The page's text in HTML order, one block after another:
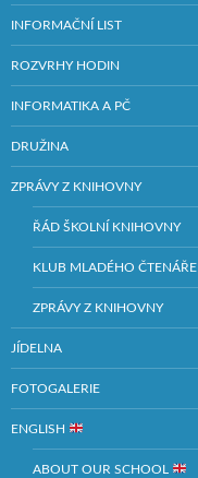
INFORMAČNÍ LIST
ROZVRHY HODIN
INFORMATIKA A PČ
DRUŽINA
ZPRÁVY Z KNIHOVNY
ŘÁD ŠKOLNÍ KNIHOVNY
KLUB MLADÉHO ČTENÁŘE
ZPRÁVY Z KNIHOVNY
JÍDELNA
FOTOGALERIE
ENGLISH
ABOUT OUR SCHOOL